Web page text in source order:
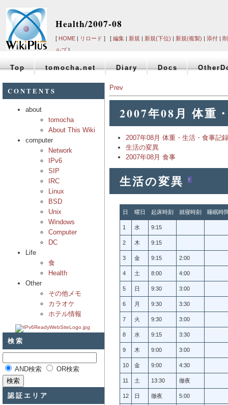
Health/2007-08
[ HOME | リロード ] [ 編集 | 新規 | 新規(下位) | 新規(複製) | 添付 |
ルプ]
Top tomocha.net Diary Docs
CONTENTS
about
tomocha
About This Wiki
computer
Network
IPv6
SIP
IRC
Linux
BSD
Unix
Windows
Computer
DC
Life
食
Health
Other
その他メモ
カラオケ
ホテル情報
検索
AND検索 OR検索
認証エリア
Prev
2007年08月 体重
2007年08月 体重・生活・食事記録
生活の変異
2007年08月 食事
生活の変異 †
日 曜日 起床時刻 就寝時刻 睡眠時
1 水 9:15
2 木 9:15
3 金 9:15 2:00
4 土 8:00 4:00
5 日 9:30 3:00
6 月 9:30 3:30
7 火 9:30 3:00
8 水 9:15 3:30
9 木 9:00 3:00
10 金 9:00 4:30
11 土 13:30 徹夜
12 日 徹夜 5:00